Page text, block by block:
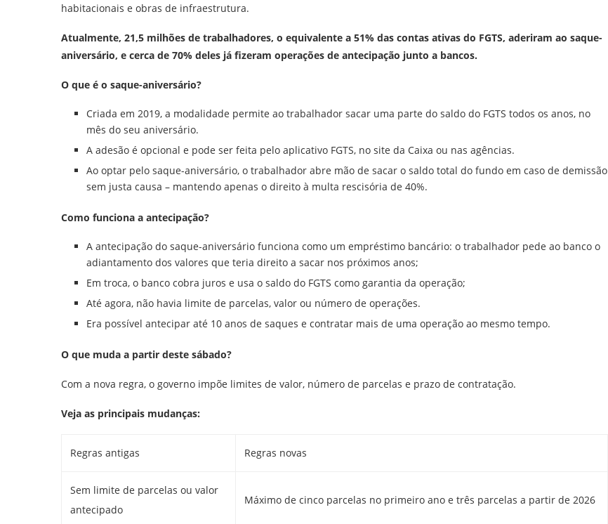
habitacionais e obras de infraestrutura.
Atualmente, 21,5 milhões de trabalhadores, o equivalente a 51% das contas ativas do FGTS, aderiram ao saque-
aniversário, e cerca de 70% deles já fizeram operações de antecipação junto a bancos.
O que é o saque-aniversário?
Criada em 2019, a modalidade permite ao trabalhador sacar uma parte do saldo do FGTS todos os anos, no
mês do seu aniversário.
A adesão é opcional e pode ser feita pelo aplicativo FGTS, no site da Caixa ou nas agências.
Ao optar pelo saque-aniversário, o trabalhador abre mão de sacar o saldo total do fundo em caso de demissão
sem justa causa – mantendo apenas o direito à multa rescisória de 40%.
Como funciona a antecipação?
A antecipação do saque-aniversário funciona como um empréstimo bancário: o trabalhador pede ao banco o
adiantamento dos valores que teria direito a sacar nos próximos anos;
Em troca, o banco cobra juros e usa o saldo do FGTS como garantia da operação;
Até agora, não havia limite de parcelas, valor ou número de operações.
Era possível antecipar até 10 anos de saques e contratar mais de uma operação ao mesmo tempo.
O que muda a partir deste sábado?
Com a nova regra, o governo impõe limites de valor, número de parcelas e prazo de contratação.
Veja as principais mudanças:
Regras antigas Regras novas
Sem limite de parcelas ou valor
antecipado
Máximo de cinco parcelas no primeiro ano e três parcelas a partir de 2026